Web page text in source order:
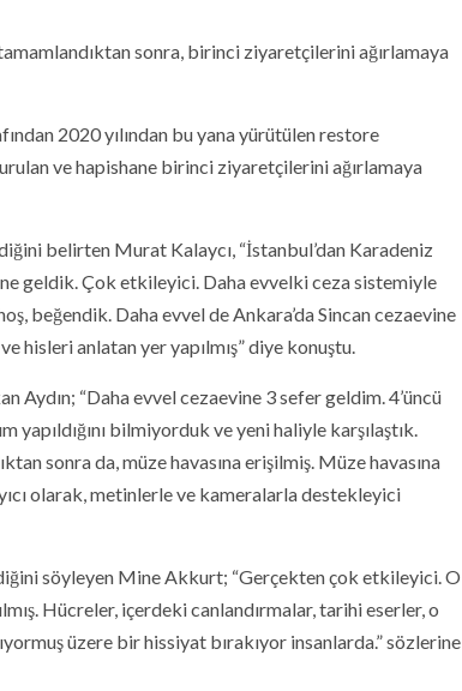
sonra, birinci ziyaretçilerini ağırlamaya
2020 yılından bu yana yürütülen restore
ve hapishane birinci ziyaretçilerini ağırlamaya
belirten Murat Kalaycı, “İstanbul’dan Karadeniz
geldik. Çok etkileyici. Daha evvelki ceza sistemiyle
beğendik. Daha evvel de Ankara’da Sincan cezaevine
anlatan yer yapılmış” diye konuştu.
Aydın; “Daha evvel cezaevine 3 sefer geldim. 4’üncü
yapıldığını bilmiyorduk ve yeni haliyle karşılaştık.
sonra da, müze havasına erişilmiş. Müze havasına
olarak, metinlerle ve kameralarla destekleyici
söyleyen Mine Akkurt; “Gerçekten çok etkileyici. O
Hücreler, içerdeki canlandırmalar, tarihi eserler, o
üzere bir hissiyat bırakıyor insanlarda.” sözlerine